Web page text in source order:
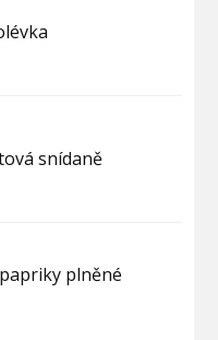
snídaně
plněné